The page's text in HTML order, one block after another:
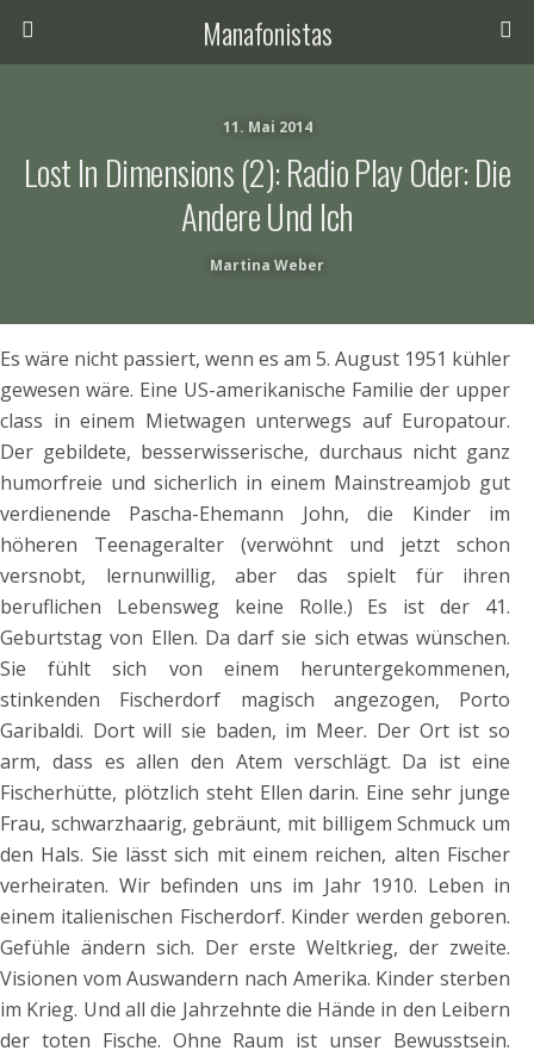
Manafonistas
11. Mai 2014
Lost In Dimensions (2): Radio Play Oder: Die
Andere Und Ich
Martina Weber
Es wäre nicht passiert, wenn es am 5. August 1951 kühler
gewesen wäre. Eine US-amerikanische Familie der upper
class in einem Mietwagen unterwegs auf Europatour.
Der gebildete, besserwisserische, durchaus nicht ganz
humorfreie und sicherlich in einem Mainstreamjob gut
verdienende Pascha-Ehemann John, die Kinder im
höheren Teenageralter (verwöhnt und jetzt schon
versnobt, lernunwillig, aber das spielt für ihren
beruflichen Lebensweg keine Rolle.) Es ist der 41.
Geburtstag von Ellen. Da darf sie sich etwas wünschen.
Sie fühlt sich von einem heruntergekommenen,
stinkenden Fischerdorf magisch angezogen, Porto
Garibaldi. Dort will sie baden, im Meer. Der Ort ist so
arm, dass es allen den Atem verschlägt. Da ist eine
Fischerhütte, plötzlich steht Ellen darin. Eine sehr junge
Frau, schwarzhaarig, gebräunt, mit billigem Schmuck um
den Hals. Sie lässt sich mit einem reichen, alten Fischer
verheiraten. Wir befinden uns im Jahr 1910. Leben in
einem italienischen Fischerdorf. Kinder werden geboren.
Gefühle ändern sich. Der erste Weltkrieg, der zweite.
Visionen vom Auswandern nach Amerika. Kinder sterben
im Krieg. Und all die Jahrzehnte die Hände in den Leibern
der toten Fische. Ohne Raum ist unser Bewusstsein.